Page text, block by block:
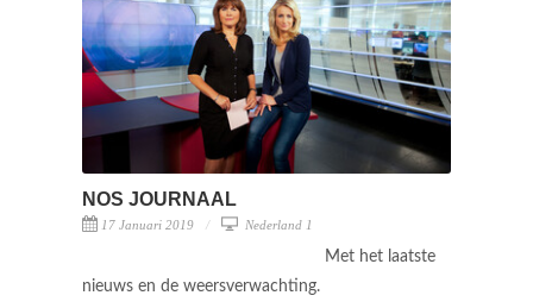
NOS JOURNAAL
17 Januari 2019 Nederland 1
Met het laatste
nieuws en de weersverwachting.